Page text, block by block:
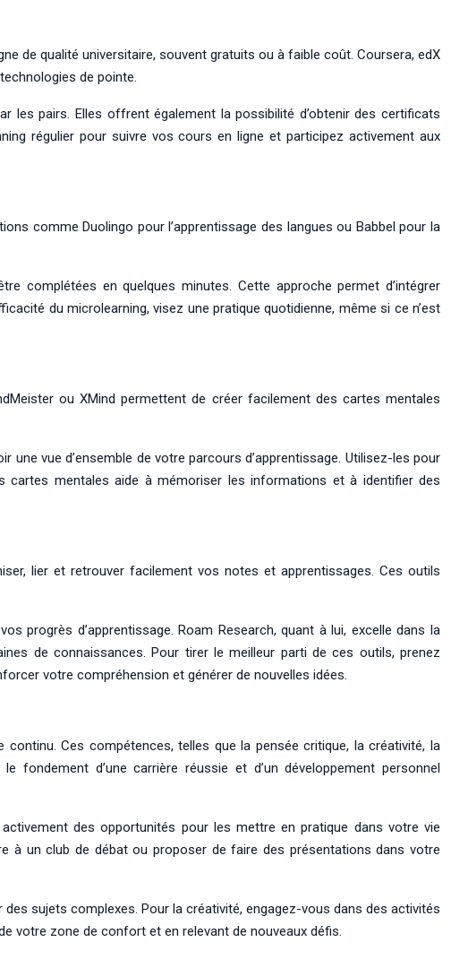
de qualité universitaire, souvent gratuits ou à faible coût. Coursera, edX
de pointe.
pairs. Elles offrent également la possibilité d’obtenir des certificats
régulier pour suivre vos cours en ligne et participez activement aux
comme Duolingo pour l’apprentissage des langues ou Babbel pour la
complétées en quelques minutes. Cette approche permet d’intégrer
du microlearning, visez une pratique quotidienne, même si ce n’est
ou XMind permettent de créer facilement des cartes mentales
vue d’ensemble de votre parcours d’apprentissage. Utilisez-les pour
cartes mentales aide à mémoriser les informations et à identifier des
lier et retrouver facilement vos notes et apprentissages. Ces outils
progrès d’apprentissage. Roam Research, quant à lui, excelle dans la
de connaissances. Pour tirer le meilleur parti de ces outils, prenez
votre compréhension et générer de nouvelles idées.
continu. Ces compétences, telles que la pensée critique, la créativité, la
fondement d’une carrière réussie et d’un développement personnel
des opportunités pour les mettre en pratique dans votre vie
à un club de débat ou proposer de faire des présentations dans votre
sujets complexes. Pour la créativité, engagez-vous dans des activités
votre zone de confort et en relevant de nouveaux défis.